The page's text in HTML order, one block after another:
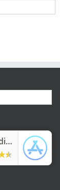
‎Cuterdio - Internet Radio App